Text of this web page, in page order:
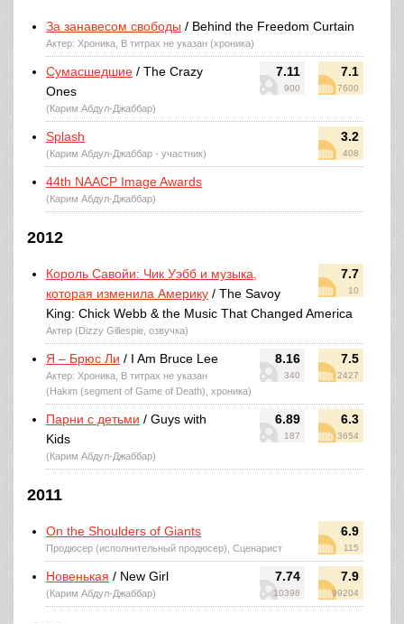
За занавесом свободы / Behind the Freedom Curtain
Актер: Хроника, В титрах не указан (хроника)
7.11
900
7.1
7600
Сумасшедшие / The Crazy
Ones
(Карим Абдул-Джаббар)
3.2
408
Splash
(Карим Абдул-Джаббар - участник)
44th NAACP Image Awards
(Карим Абдул-Джаббар)
2012
7.7
10
Король Савойи: Чик Уэбб и музыка,
которая изменила Америку / The Savoy
King: Chick Webb & the Music That Changed America
Актер (Dizzy Gillespie, озвучка)
8.16
340
7.5
2427
Я – Брюс Ли / I Am Bruce Lee
Актер: Хроника, В титрах не указан
(Hakim (segment of Game of Death), хроника)
6.89
187
6.3
3654
Парни с детьми / Guys with
Kids
(Карим Абдул-Джаббар)
2011
6.9
115
On the Shoulders of Giants
Продюсер (исполнительный продюсер), Сценарист
7.74
10398
7.9
99204
Новенькая / New Girl
(Карим Абдул-Джаббар)